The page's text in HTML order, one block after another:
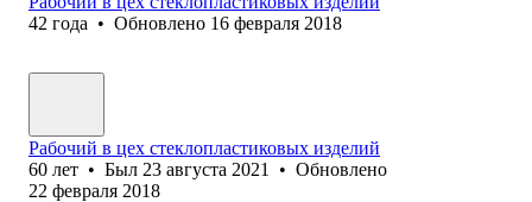
42 года • Обновлено 16 февраля 2018
Рабочий в цех стеклопластиковых изделий
60 лет • Был 23 августа 2021 • Обновлено
22 февраля 2018